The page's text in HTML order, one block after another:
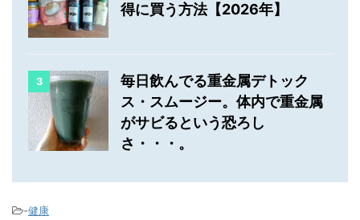
得に買う方法【2026年】
3
毎日飲んでる重金属デトック
ス・スムージー。体内で重金属
がサビるという恐ろし
さ・・・。
-健康